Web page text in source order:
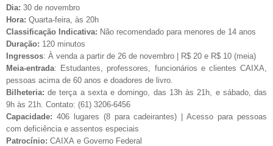
Dia: 30 de novembro
Hora: Quarta-feira, às 20h
Classificação Indicativa: Não recomendado para menores de 14 anos
Duração: 120 minutos
Ingressos: À venda a partir de 26 de novembro | R$ 20 e R$ 10 (meia)
Meia-entrada: Estudantes, professores, funcionários e clientes CAIXA,
pessoas acima de 60 anos e doadores de livro.
Bilheteria: de terça a sexta e domingo, das 13h às 21h, e sábado, das
9h às 21h. Contato: (61) 3206-6456
Capacidade: 406 lugares (8 para cadeirantes) | Acesso para pessoas
com deficiência e assentos especiais
Patrocínio: CAIXA e Governo Federal